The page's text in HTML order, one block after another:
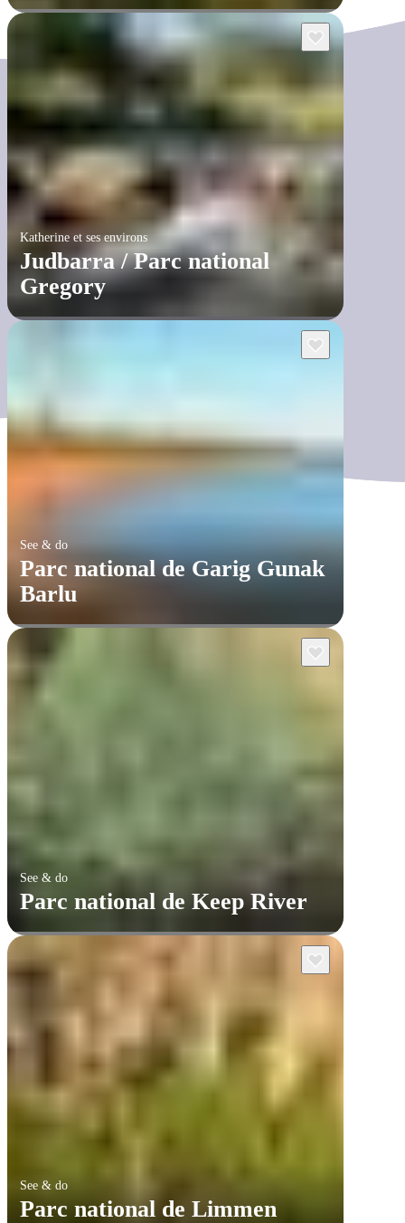
Katherine et ses environs
Judbarra / Parc national
Gregory
See & do
Parc national de Garig Gunak
Barlu
See & do
Parc national de Keep River
See & do
Parc national de Limmen